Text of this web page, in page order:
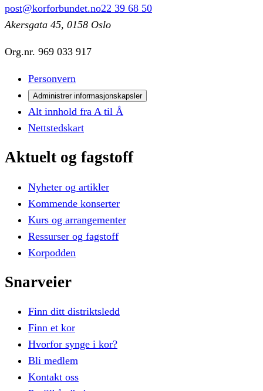
post@korforbundet.no22 39 68 50
Akersgata 45, 0158 Oslo
Org.nr. 969 033 917
Personvern
Administrer informasjonskapsler
Alt innhold fra A til Å
Nettstedskart
Aktuelt og fagstoff
Nyheter og artikler
Kommende konserter
Kurs og arrangementer
Ressurser og fagstoff
Korpodden
Snarveier
Finn ditt distriktsledd
Finn et kor
Hvorfor synge i kor?
Bli medlem
Kontakt oss